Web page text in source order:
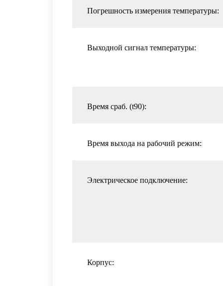
Погрешность измерения температуры:
Выходной сигнал температуры:
Время сраб. (t90):
Время выхода на рабочий режим:
Электрическое подключение:
Корпус: